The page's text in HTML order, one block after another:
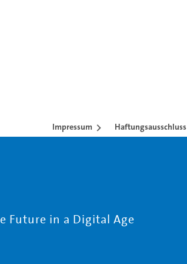
Impressum Haftungsausschluss
Future in a Digital Age